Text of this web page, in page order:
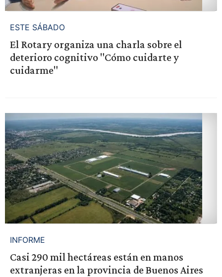
ESTE SÁBADO
El Rotary organiza una charla sobre el
deterioro cognitivo "Cómo cuidarte y
cuidarme"
INFORME
Casi 290 mil hectáreas están en manos
extranjeras en la provincia de Buenos Aires